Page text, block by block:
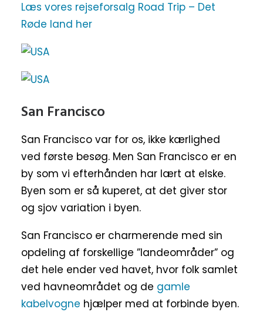
Læs vores rejseforsalg Road Trip – Det
Røde land her
San Francisco
San Francisco var for os, ikke kærlighed
ved første besøg. Men San Francisco er en
by som vi efterhånden har lært at elske.
Byen som er så kuperet, at det giver stor
og sjov variation i byen.
San Francisco er charmerende med sin
opdeling af forskellige ”landeområder” og
det hele ender ved havet, hvor folk samlet
ved havneområdet og de gamle
kabelvogne hjælper med at forbinde byen.